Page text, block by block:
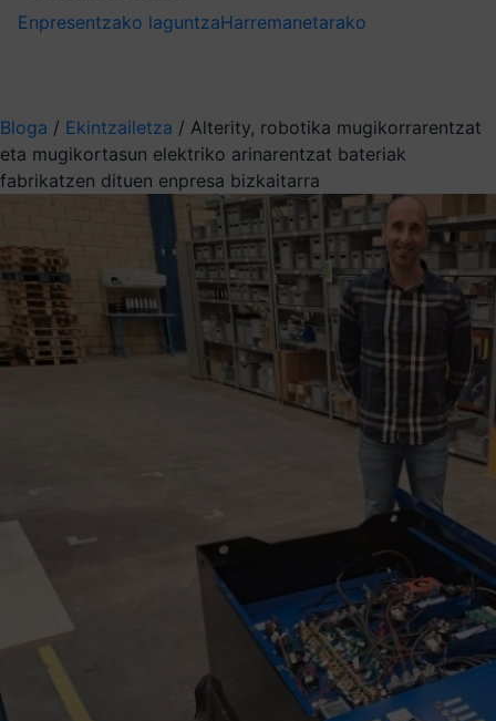
Enpresentzako laguntzaHarremanetarako
Bloga / Ekintzailetza / Alterity, robotika mugikorrarentzat
eta mugikortasun elektriko arinarentzat bateriak
fabrikatzen dituen enpresa bizkaitarra